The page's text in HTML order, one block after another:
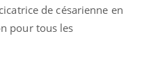
de césarienne en
pour tous les